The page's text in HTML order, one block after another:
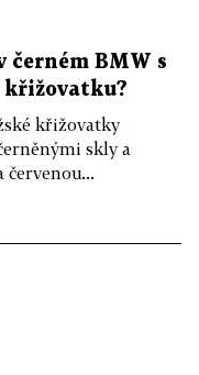
černém BMW s
křižovatku?
křižovatky
skly a
červenou...